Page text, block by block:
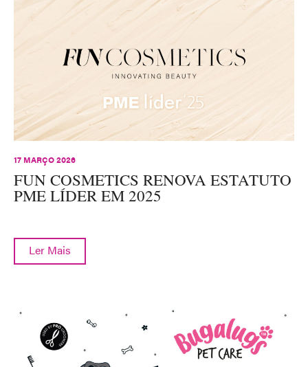
17 MARÇO 2026
FUN COSMETICS RENOVA ESTATUTO
PME LÍDER EM 2025
Ler Mais